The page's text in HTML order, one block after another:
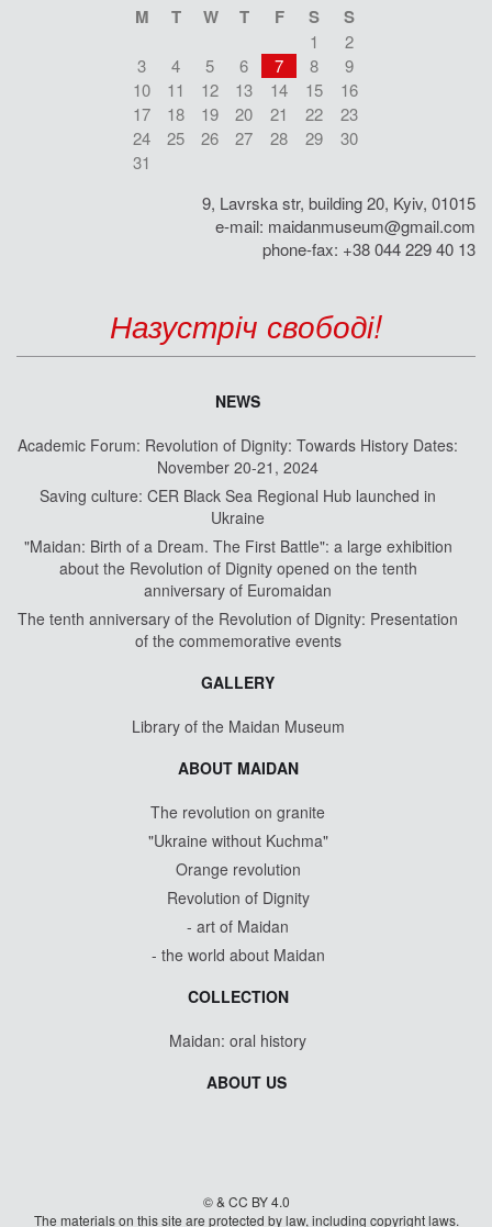
M T W T F S S
1
2
3
4 5 6 7 8
9
10
11 12 13 14 15
16
17
18 19 20 21 22
23
24
25 26 27 28 29
30
31
9, Lavrska str, building 20, Kyiv, 01015
e-mail: maidanmuseum@gmail.com
phone-fax: +38 044 229 40 13
Назустріч свободі!
NEWS
Academic Forum: Revolution of Dignity: Towards History Dates:
November 20-21, 2024
Saving culture: CER Black Sea Regional Hub launched in
Ukraine
"Maidan: Birth of a Dream. The First Battle": a large exhibition
about the Revolution of Dignity opened on the tenth
anniversary of Euromaidan
The tenth anniversary of the Revolution of Dignity: Presentation
of the commemorative events
GALLERY
Library of the Maidan Museum
ABOUT MAIDAN
The revolution on granite
"Ukraine without Kuchma"
Orange revolution
Revolution of Dignity
- art of Maidan
- the world about Maidan
COLLECTION
Maidan: oral history
ABOUT US
© & CC BY 4.0
The materials on this site are protected by law, including copyright laws.